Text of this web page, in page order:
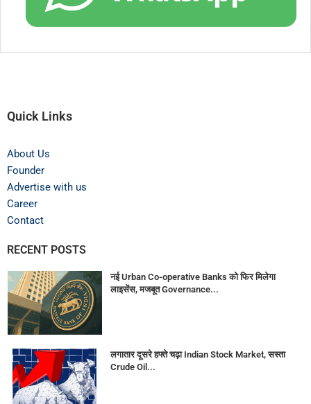
Quick Links
About Us
Founder
Advertise with us
Career
Contact
RECENT POSTS
नई Urban Co-operative Banks को फिर मिलेगा
लाइसेंस, मजबूत Governance...
लगातार दूसरे हफ्ते चढ़ा Indian Stock Market, सस्ता
Crude Oil...